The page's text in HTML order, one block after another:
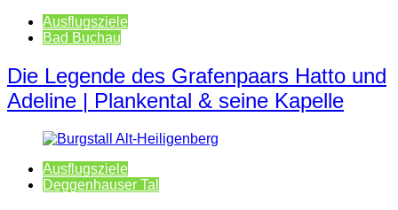
Ausflugsziele
Bad Buchau
Die Legende des Grafenpaars Hatto und
Adeline | Plankental & seine Kapelle
Ausflugsziele
Deggenhauser Tal